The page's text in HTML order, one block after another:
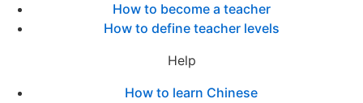
How to become a teacher
How to define teacher levels
Help
How to learn Chinese